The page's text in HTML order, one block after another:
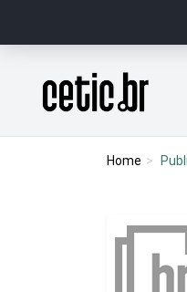
Página inicial
Home